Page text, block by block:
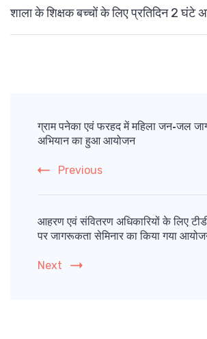
शाला के शिक्षक बच्चों के लिए प्रतिदिन 2 घंटे
Navigation
ग्राम पनेका एवं फरहद में महिला जन-जल
अभियान का हुआ आयोजन
Previous
आहरण एवं संवितरण अधिकारियों के लिए
पर जागरूकता सेमिनार का किया गया
Next